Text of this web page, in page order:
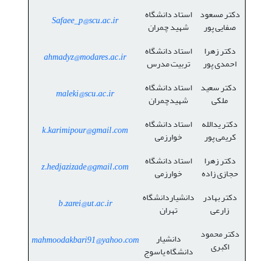
دکتر مسعود
صفایی پور
استاد دانشگاه
شهید چمران
Safaee_p@scu.ac.ir
دکتر زهرا
احمدی پور
استاد دانشگاه
تربیت مدرس
ahmadyz@modares.ac.ir
دکتر سعید
ملکی
استاد دانشگاه
شهیدچمران
maleki@scu.ac.ir
دکتر یدالله
کریمی پور
استاد دانشگاه
خوارزمی
k.karimipour@gmail.com
دکتر زهرا
حجازی زاده
استاد دانشگاه
خوارزمی
z.hedjazizade@gmail.com
دکتر بهادر
زارعی
دانشیاردانشگاه
تهران
b.zarei@ut.ac.ir
دکتر محمود
اکبری دانشیار
دانشگاه یاسوج
mahmoodakbari91@yahoo.com